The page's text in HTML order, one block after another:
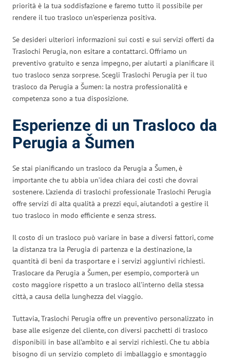
priorità è la tua soddisfazione e faremo tutto il possibile per
rendere il tuo trasloco un’esperienza positiva.
Se desideri ulteriori informazioni sui costi e sui servizi offerti da
Traslochi Perugia, non esitare a contattarci. Offriamo un
preventivo gratuito e senza impegno, per aiutarti a pianificare il
tuo trasloco senza sorprese. Scegli Traslochi Perugia per il tuo
trasloco da Perugia a Šumen: la nostra professionalità e
competenza sono a tua disposizione.
Esperienze di un Trasloco da
Perugia a Šumen
Se stai pianificando un trasloco da Perugia a Šumen, è
importante che tu abbia un’idea chiara dei costi che dovrai
sostenere. L’azienda di traslochi professionale Traslochi Perugia
offre servizi di alta qualità a prezzi equi, aiutandoti a gestire il
tuo trasloco in modo efficiente e senza stress.
Il costo di un trasloco può variare in base a diversi fattori, come
la distanza tra la Perugia di partenza e la destinazione, la
quantità di beni da trasportare e i servizi aggiuntivi richiesti.
Traslocare da Perugia a Šumen, per esempio, comporterà un
costo maggiore rispetto a un trasloco all’interno della stessa
città, a causa della lunghezza del viaggio.
Tuttavia, Traslochi Perugia offre un preventivo personalizzato in
base alle esigenze del cliente, con diversi pacchetti di trasloco
disponibili in base all’ambito e ai servizi richiesti. Che tu abbia
bisogno di un servizio completo di imballaggio e smontaggio